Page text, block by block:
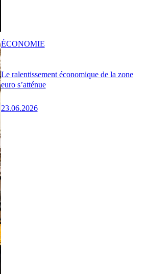
Le ralentissement économique de la zone
euro s’atténue
23.06.2026
ÉCONOMIE